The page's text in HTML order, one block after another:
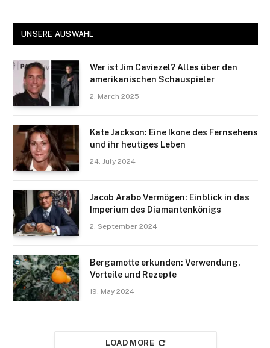
UNSERE AUSWAHL
Wer ist Jim Caviezel? Alles über den
amerikanischen Schauspieler
2. March 2025
Kate Jackson: Eine Ikone des Fernsehens
und ihr heutiges Leben
24. July 2024
Jacob Arabo Vermögen: Einblick in das
Imperium des Diamantenkönigs
2. September 2024
Bergamotte erkunden: Verwendung,
Vorteile und Rezepte
19. May 2024
LOAD MORE